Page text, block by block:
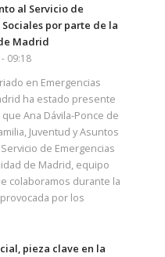
al Servicio de
por parte de la
Madrid
09:18
en Emergencias
ha estado presente
Ana Dávila-Ponce de
Juventud y Asuntos
de Emergencias
de Madrid, equipo
colaboramos durante la
por los
pieza clave en la